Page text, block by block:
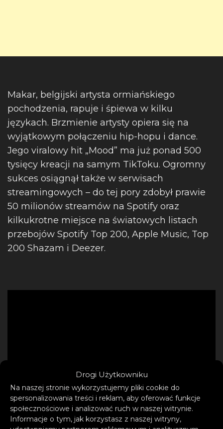
Drogi Użytkowniku
Na naszej stronie wykorzystujemy pliki cookie do
spersonalizowania treści i reklam, aby oferować funkcje
społecznościowe i analizować ruch w naszej witrynie.
Informacje o tym, jak korzystasz z naszej witryny,
Makar, belgijski artysta ormiańskiego
pochodzenia, rapuje i śpiewa w kilku
językach. Brzmienie artysty opiera się na
wyjątkowym połączeniu hip-hopu i dance.
Jego viralowy hit „Mood” ma już ponad 500
tysięcy kreacji na samym TikToku. Ogromny
sukces osiągnął także w serwisach
streamingowych – do tej pory zdobył prawie
50 milionów streamów na Spotify oraz
kilkukrotne miejsce na światowych listach
przebojów Spotify Top 200, Apple Music, Top
200 Shazam i Deezer.